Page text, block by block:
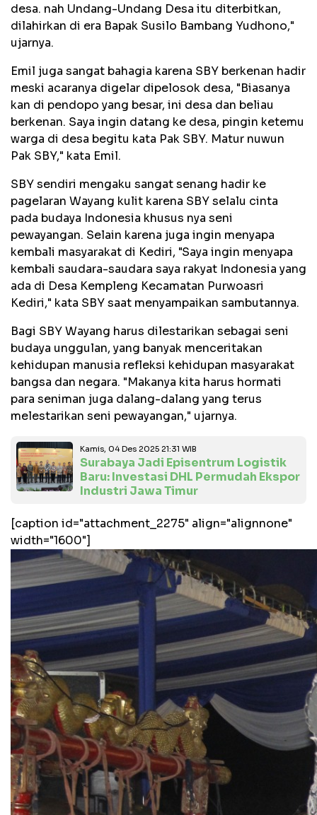
desa. nah Undang-Undang Desa itu diterbitkan,
dilahirkan di era Bapak Susilo Bambang Yudhono,"
ujarnya.
Emil juga sangat bahagia karena SBY berkenan hadir
meski acaranya digelar dipelosok desa, "Biasanya
kan di pendopo yang besar, ini desa dan beliau
berkenan. Saya ingin datang ke desa, pingin ketemu
warga di desa begitu kata Pak SBY. Matur nuwun
Pak SBY," kata Emil.
SBY sendiri mengaku sangat senang hadir ke
pagelaran Wayang kulit karena SBY selalu cinta
pada budaya Indonesia khusus nya seni
pewayangan. Selain karena juga ingin menyapa
kembali masyarakat di Kediri, "Saya ingin menyapa
kembali saudara-saudara saya rakyat Indonesia yang
ada di Desa Kempleng Kecamatan Purwoasri
Kediri," kata SBY saat menyampaikan sambutannya.
Bagi SBY Wayang harus dilestarikan sebagai seni
budaya unggulan, yang banyak menceritakan
kehidupan manusia refleksi kehidupan masyarakat
bangsa dan negara. "Makanya kita harus hormati
para seniman juga dalang-dalang yang terus
melestarikan seni pewayangan," ujarnya.
Kamis, 04 Des 2025 21:31 WIB
Surabaya Jadi Episentrum Logistik
Baru: Investasi DHL Permudah Ekspor
Industri Jawa Timur
[caption id="attachment_2275" align="alignnone"
width="1600"]